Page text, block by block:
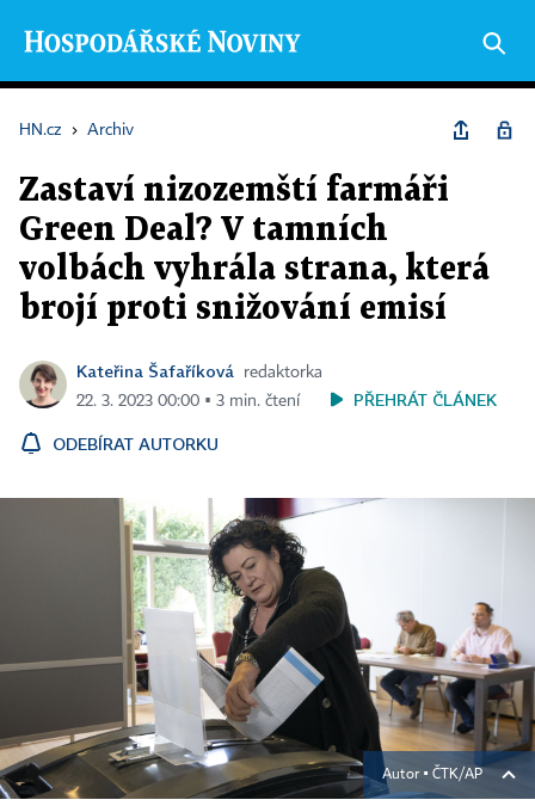
HN.cz › Archiv
Zastaví nizozemští farmáři
Green Deal? V tamních
volbách vyhrála strana, která
brojí proti snižování emisí
Kateřina Šafaříková
redaktorka
22. 3. 2023 00:00 ▪ 3 min. čtení
PŘEHRÁT ČLÁNEK
ODEBÍRAT AUTORKU
Autor ▪ ČTK/AP